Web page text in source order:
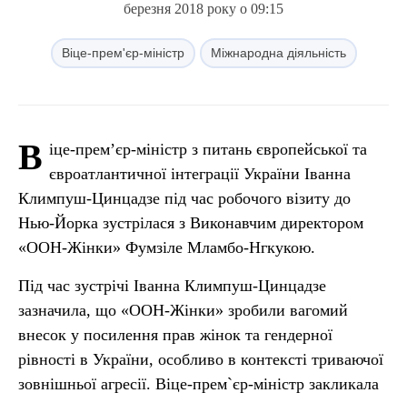
березня 2018 року о 09:15
Віце-прем'єр-міністр Міжнародна діяльність
В іце-прем’єр-міністр з питань європейської та
євроатлантичної інтеграції України Іванна
Климпуш-Цинцадзе під час робочого візиту до
Нью-Йорка зустрілася з Виконавчим директором
«ООН-Жінки» Фумзіле Мламбо-Нгкукою.
Під час зустрічі Іванна Климпуш-Цинцадзе
зазначила, що «ООН-Жінки» зробили вагомий
внесок у посилення прав жінок та гендерної
рівності в України, особливо в контексті триваючої
зовнішньої агресії. Віце-прем`єр-міністр закликала